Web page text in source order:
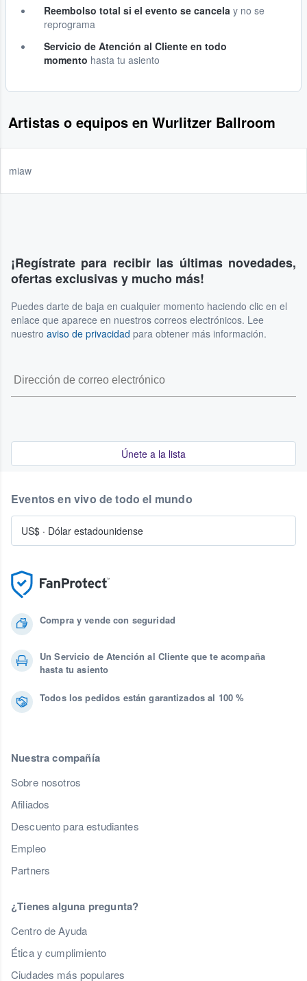
Reembolso total si el evento se cancela y no se
reprograma
Servicio de Atención al Cliente en todo
momento hasta tu asiento
Artistas o equipos en Wurlitzer Ballroom
miaw
¡Regístrate para recibir las últimas novedades,
ofertas exclusivas y mucho más!
Puedes darte de baja en cualquier momento haciendo clic en el
enlace que aparece en nuestros correos electrónicos. Lee
nuestro aviso de privacidad para obtener más información.
Únete a la lista
Compra y vende con seguridad
Un Servicio de Atención al Cliente que te acompaña
hasta tu asiento
Todos los pedidos están garantizados al 100 %
Nuestra compañía
Sobre nosotros
Afiliados
Descuento para estudiantes
Empleo
Partners
¿Tienes alguna pregunta?
Centro de Ayuda
Ética y cumplimiento
Ciudades más populares
Eventos en vivo de todo el mundo
US$ · Dólar estadounidense